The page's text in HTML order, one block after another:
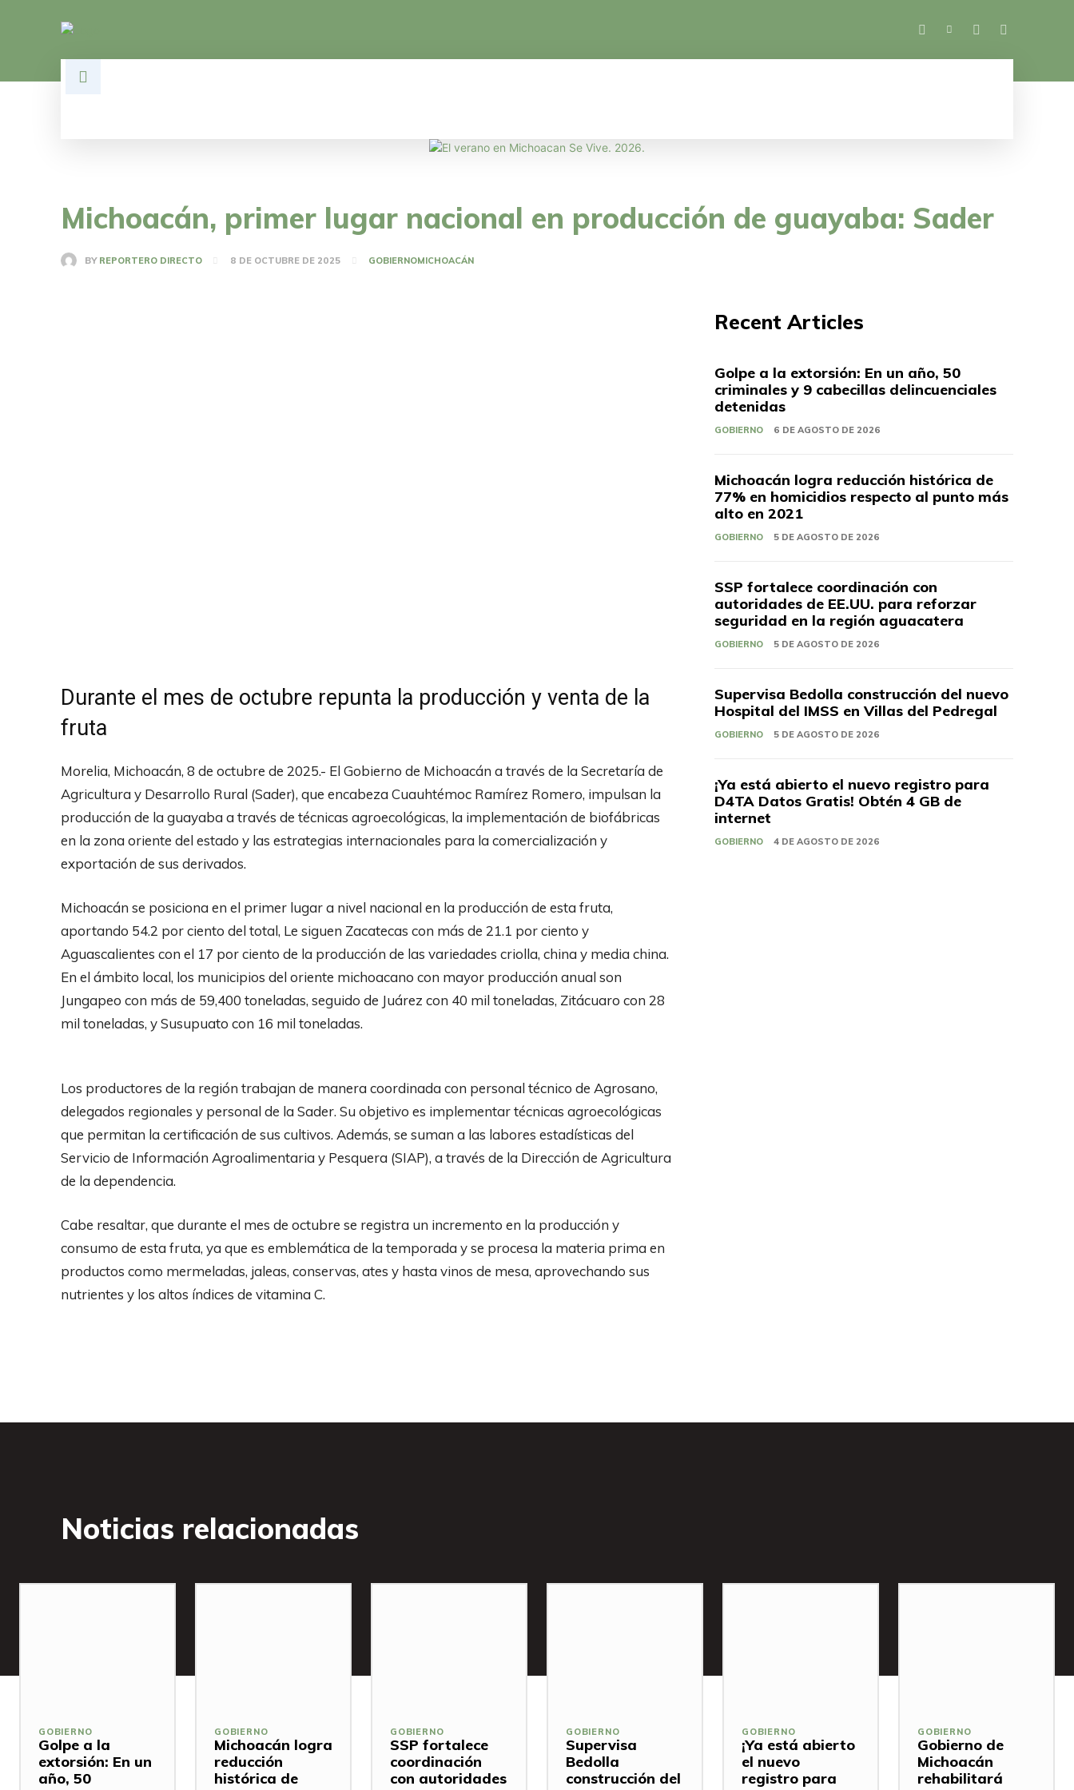
Michoacán, primer lugar nacional en producción de guayaba: Sader
BY REPORTERO DIRECTO 8 DE OCTUBRE DE 2025 GOBIERNOMICHOACÁN
Durante el mes de octubre repunta la producción y venta de la
fruta
Morelia, Michoacán, 8 de octubre de 2025.- El Gobierno de Michoacán a través de la Secretaría de
Agricultura y Desarrollo Rural (Sader), que encabeza Cuauhtémoc Ramírez Romero, impulsan la
producción de la guayaba a través de técnicas agroecológicas, la implementación de biofábricas
en la zona oriente del estado y las estrategias internacionales para la comercialización y
exportación de sus derivados.
Michoacán se posiciona en el primer lugar a nivel nacional en la producción de esta fruta,
aportando 54.2 por ciento del total, Le siguen Zacatecas con más de 21.1 por ciento y
Aguascalientes con el 17 por ciento de la producción de las variedades criolla, china y media china.
En el ámbito local, los municipios del oriente michoacano con mayor producción anual son
Jungapeo con más de 59,400 toneladas, seguido de Juárez con 40 mil toneladas, Zitácuaro con 28
mil toneladas, y Susupuato con 16 mil toneladas.
Los productores de la región trabajan de manera coordinada con personal técnico de Agrosano,
delegados regionales y personal de la Sader. Su objetivo es implementar técnicas agroecológicas
que permitan la certificación de sus cultivos. Además, se suman a las labores estadísticas del
Servicio de Información Agroalimentaria y Pesquera (SIAP), a través de la Dirección de Agricultura
de la dependencia.
Cabe resaltar, que durante el mes de octubre se registra un incremento en la producción y
consumo de esta fruta, ya que es emblemática de la temporada y se procesa la materia prima en
productos como mermeladas, jaleas, conservas, ates y hasta vinos de mesa, aprovechando sus
nutrientes y los altos índices de vitamina C.
Recent Articles
Golpe a la extorsión: En un año, 50
criminales y 9 cabecillas delincuenciales
detenidas
GOBIERNO 6 DE AGOSTO DE 2026
Michoacán logra reducción histórica de
77% en homicidios respecto al punto más
alto en 2021
GOBIERNO 5 DE AGOSTO DE 2026
SSP fortalece coordinación con
autoridades de EE.UU. para reforzar
seguridad en la región aguacatera
GOBIERNO 5 DE AGOSTO DE 2026
Supervisa Bedolla construcción del nuevo
Hospital del IMSS en Villas del Pedregal
GOBIERNO 5 DE AGOSTO DE 2026
¡Ya está abierto el nuevo registro para
D4TA Datos Gratis! Obtén 4 GB de
internet
GOBIERNO 4 DE AGOSTO DE 2026
Noticias relacionadas
GOBIERNO
Golpe a la
extorsión: En un
año, 50
GOBIERNO
Michoacán logra
reducción
histórica de
GOBIERNO
SSP fortalece
coordinación
con autoridades
GOBIERNO
Supervisa
Bedolla
construcción del
GOBIERNO
¡Ya está abierto
el nuevo
registro para
GOBIERNO
Gobierno de
Michoacán
rehabilitará